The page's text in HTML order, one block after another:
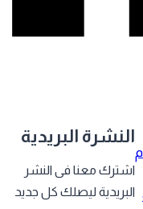
النشرة البريدية
معنا فى النشر
ليصلك كل جديد